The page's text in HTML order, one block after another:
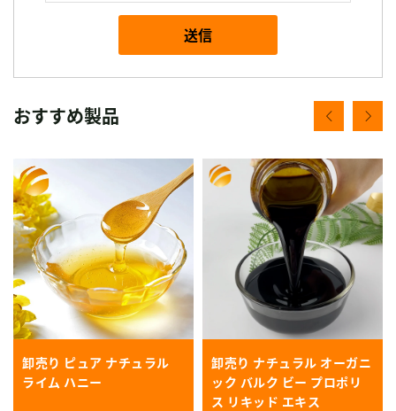
送信
おすすめ製品
卸売り ピュア ナチュラル
ライム ハニー
卸売り ナチュラル オーガニ
ック バルク ビー プロポリ
ス リキッド エキス